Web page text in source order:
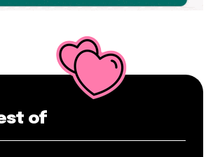
confirmation Ben
Doua ne sont payants que si le
! Ce qui était plutôt rare lorsque
min
of